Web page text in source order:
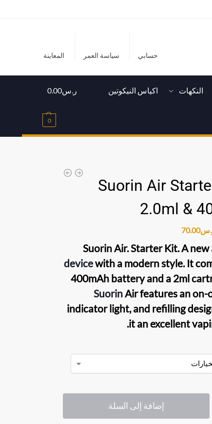
حسابي سياسة العمر المعاينة
النكهات اكياس النيكوتين ر.س0.00
0
Suorin Air
2.0ml &
70.00
Suorin Air. Starter Kit.A new
devicewith a modern style. It
400mAh battery and a 2ml
SuorinAirfeatures an on-
indicator light, and refilling
it an excellent
إضافة إلى السلة